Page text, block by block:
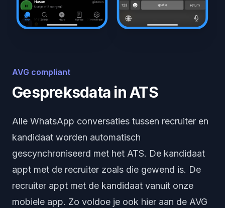
AVG compliant
Gespreksdata in ATS
Alle WhatsApp conversaties tussen recruiter en
kandidaat worden automatisch
gescynchroniseerd met het ATS. De kandidaat
appt met de recruiter zoals die gewend is. De
recruiter appt met de kandidaat vanuit onze
mobiele app. Zo voldoe je ook hier aan de AVG